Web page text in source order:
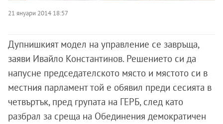
21 януари 2014 18:57
Дупнишкият модел на управление се завръща,
заяви Ивайло Константинов. Решението си да
напусне председателското място и мястото си в
местния парламент той е обявил преди сесията в
четвъртък, пред групата на ГЕРБ, след като
разбрал за среща на Обединения демократичен